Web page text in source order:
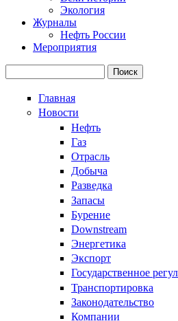
Экология
Журналы
Нефть России
Мероприятия
Главная
Новости
Нефть
Газ
Отрасль
Добыча
Разведка
Запасы
Бурение
Downstream
Энергетика
Экспорт
Государственное
Транспортировка
Законодательство
Компании